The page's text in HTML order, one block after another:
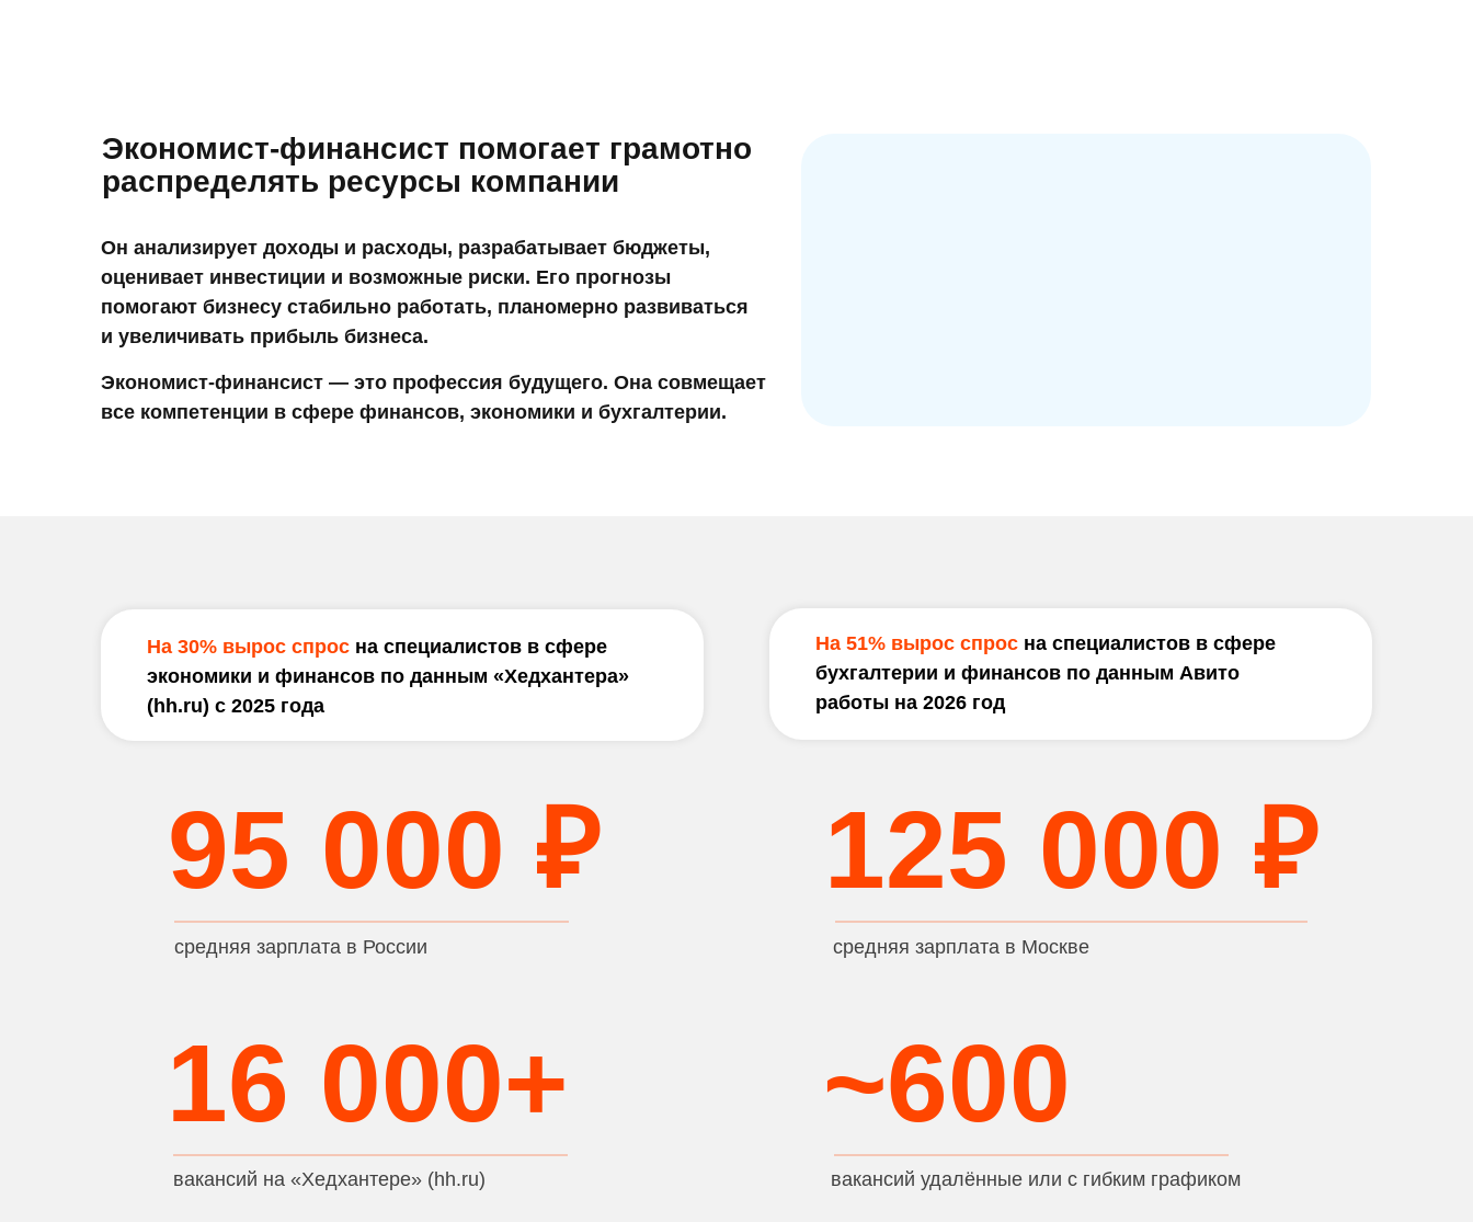
Экономист-финансист помогает грамотно
распределять ресурсы компании
Он анализирует доходы и расходы, разрабатывает бюджеты,
оценивает инвестиции и возможные риски. Его прогнозы
помогают бизнесу стабильно работать, планомерно развиваться
и увеличивать прибыль бизнеса.
Экономист-финансист — это профессия будущего. Она совмещает
все компетенции в сфере финансов, экономики и бухгалтерии.
16 000+
вакансий на «Хедхантере» (hh.ru)
95 000 ₽
средняя зарплата в России
125 000 ₽
средняя зарплата в Москве
~600
вакансий удалённые или с гибким графиком
На 30% вырос спрос на специалистов в сфере
экономики и финансов по данным «Хедхантера»
(hh.ru) с 2025 года
На 51% вырос спрос на специалистов в сфере
бухгалтерии и финансов по данным Авито
работы на 2026 год